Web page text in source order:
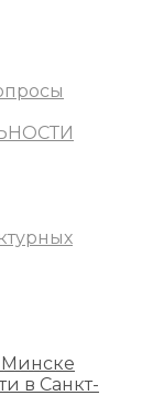
Минске
в Санкт-